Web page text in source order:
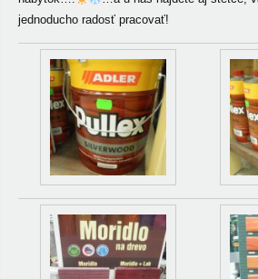
jednoducho radosť pracovať!